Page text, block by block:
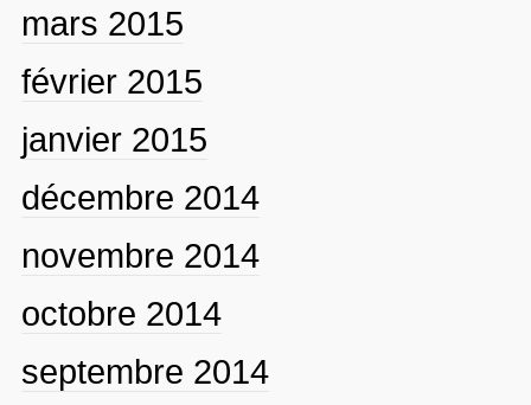
mars 2015
février 2015
janvier 2015
décembre 2014
novembre 2014
octobre 2014
septembre 2014